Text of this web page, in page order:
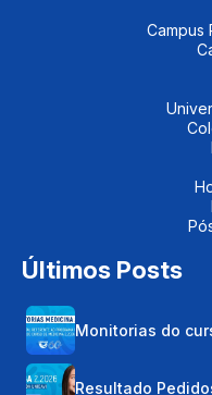
Campus
Últimos Posts
Monitorias do
Resultado